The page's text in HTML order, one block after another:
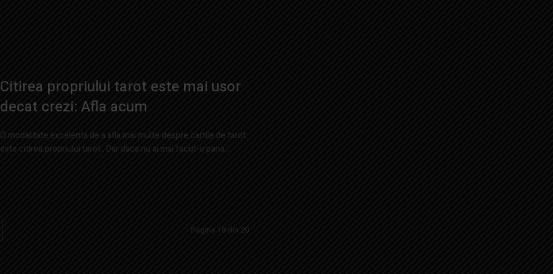
Citirea propriului tarot este mai usor
decat crezi: Afla acum
O modalitate excelenta de a afla mai multe despre cartile de tarot
este citirea propriului tarot . Dar daca nu ai mai facut-o pana...
Pagina 18 din 20